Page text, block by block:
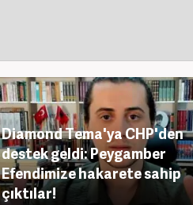
Diamond Tema'ya CHP'den
destek geldi: Peygamber
Efendimize hakarete sahip
çıktılar!